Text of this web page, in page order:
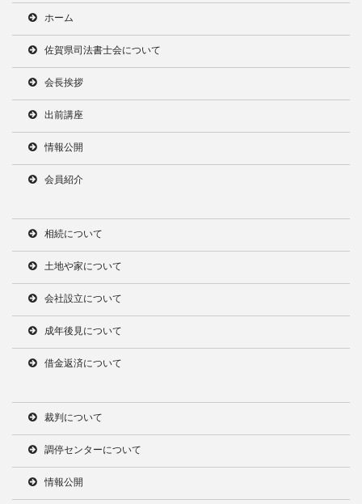
ホーム
佐賀県司法書士会について
会長挨拶
出前講座
情報公開
会員紹介
相続について
土地や家について
会社設立について
成年後見について
借金返済について
裁判について
調停センターについて
情報公開